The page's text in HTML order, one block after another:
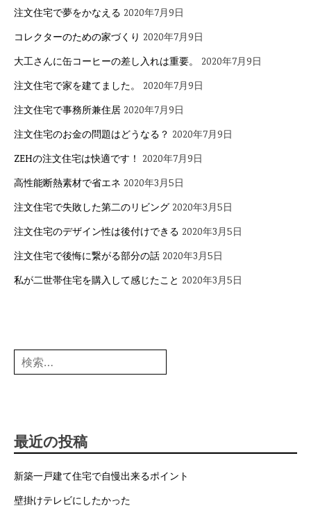
注文住宅で夢をかなえる 2020年7月9日
コレクターのための家づくり 2020年7月9日
大工さんに缶コーヒーの差し入れは重要。
2020年7月9日
注文住宅で家を建てました。
2020年7月9日
注文住宅で事務所兼住居 2020年7月9日
注文住宅のお金の問題はどうなる？ 2020年7月9日
ZEHの注文住宅は快適です！ 2020年7月9日
高性能断熱素材で省エネ 2020年3月5日
注文住宅で失敗した第二のリビング 2020年3月5日
注文住宅のデザイン性は後付けできる 2020年3月5日
注文住宅で後悔に繋がる部分の話 2020年3月5日
私が二世帯住宅を購入して感じたこと 2020年3月5日
検
索:
最近の投稿
新築一戸建て住宅で自慢出来るポイント
壁掛けテレビにしたかった